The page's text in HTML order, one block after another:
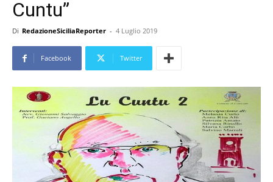
Cuntu”
Di RedazioneSiciliaReporter - 4 Luglio 2019
Facebook Twitter